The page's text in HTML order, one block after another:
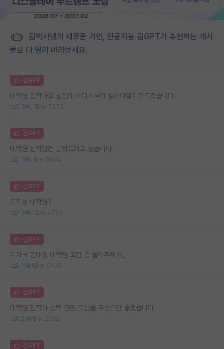
김박사넷의 새로운 거인, 인공지능 김GPT가 추천하는 게시
물로 더 멀리 바라보세요.
김GPT
대학원 진학하고 싶은데 어디서부터 엎어야할지모르겠습니다.
8 18 7373
김GPT
대학원 진학관련 문의드리고 싶습니다.
0 8 9804
김GPT
도피성 대학원?
3 12 4700
김GPT
지거국 공대생 대학원 고민 좀 들어주세요,,
1 19 5435
김GPT
대학원 진학과 선택 관련 도움을 주셨으면 좋겠습니다.
2 9 2292
김GPT